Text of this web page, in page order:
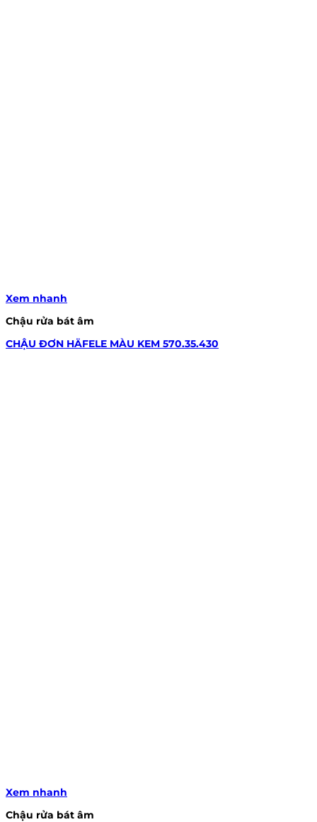
Xem nhanh
Chậu rửa bát âm
CHẬU ĐƠN HÄFELE MÀU KEM 570.35.430
Xem nhanh
Chậu rửa bát âm